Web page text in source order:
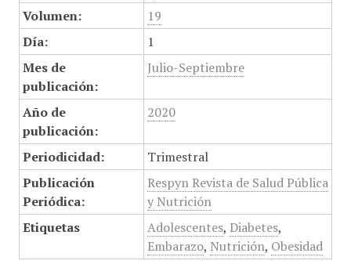
Volumen:
19
Día:
1
Mes de
publicación:
Julio-Septiembre
Año de
publicación:
2020
Periodicidad:
Trimestral
Publicación
Periódica:
Respyn Revista de Salud Pública
y Nutrición
Etiquetas
Adolescentes, Diabetes,
Embarazo, Nutrición, Obesidad